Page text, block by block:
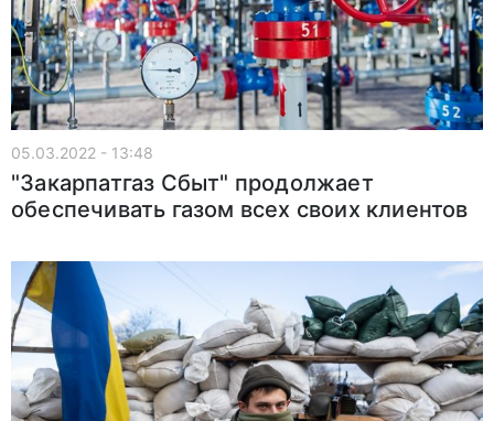
05.03.2022 - 13:48
"Закарпатгаз Сбыт" продолжает
обеспечивать газом всех своих клиентов